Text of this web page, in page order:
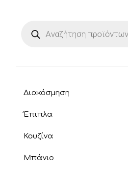
search
Διακόσμηση
Έπιπλα
Κουζίνα
Μπάνιο